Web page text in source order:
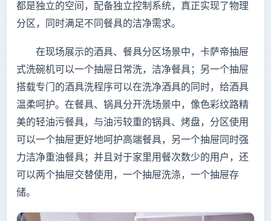
都是独立的空间，配备独立控制系统，真正实现了物理
分区，同时满足不同餐具的洁净需求。
在现场展示的酒具、餐具分区场景中，卡萨帝抽屉
式洗碗机可以一个抽屉日常洗，洁净餐具；另一个抽屉
搭载专门的酒具洗程序可以在洗净酒具的同时，给酒具
温柔呵护。在餐具、锅具分开洗场景中，像色彩纹路精
美的轻油污餐具，与油污较重的锅具、烤盘，分区使用
可以一个抽屉更好地呵护高端餐具，另一个抽屉同时强
力洁净重油餐具；并且对于家里用餐次数少的用户，还
可以两个抽屉交替使用，一个抽屉洗涤，一个抽屉存
储。